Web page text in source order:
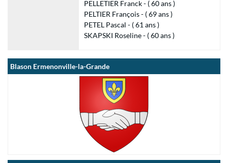
PELLETIER Franck - ( 60 ans )
PELTIER François - ( 69 ans )
PETEL Pascal - ( 61 ans )
SKAPSKI Roseline - ( 60 ans )
Blason Ermenonville-la-Grande